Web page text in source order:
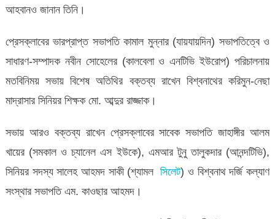
আহবানও জানান তিনি।
প্রেসক্লাবের ভারপ্রাপ্ত সভাপতি কামাল মুন্নার (যায়যায়দিন) সভাপতিত্বে ও
সাধারণ-সম্পাদক নবীন সোহেলের (কালবেলা ও এনটিভি ইউরোপ) পরিচালনায়
মতবিনিময় সভায় বিশেষ অতিথির বক্তব্য রাখেন বিশ্বনাথের করিমুন-নেছা
মাদ্রাসার সিনিয়র শিক্ষক মো. আব্দুর রাজ্জাক।
সভায় আরও বক্তব্য রাখেন প্রেসক্লাবের সাবেক সভাপতি জাহাঙ্গীর আলম
খায়ের (সমকাল ও চ্যানেল এস ইউকে), এমআর টুনু তালুকদার (আনন্দটিভি),
সিনিয়র সদস্য সালেহ আহমদ সাকী (শ্যামল সিলেট) ও বিশ্বনাথ দর্জি কল্যাণ
সংস্থার সভাপতি এম. কাওছার আহমদ।